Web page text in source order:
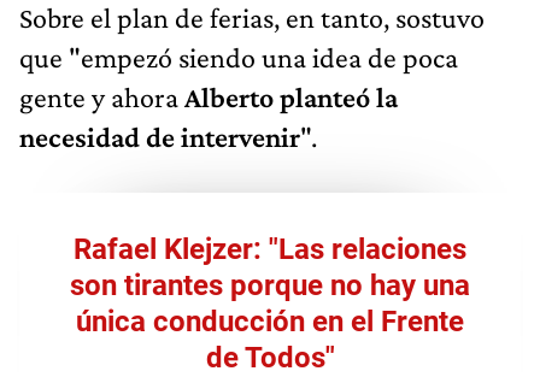
Sobre el plan de ferias, en tanto, sostuvo
que "empezó siendo una idea de poca
gente y ahoraAlberto planteó la
necesidad de intervenir".
Rafael Klejzer: "Las relaciones
son tirantes porque no hay una
única conducción en el Frente
de Todos"